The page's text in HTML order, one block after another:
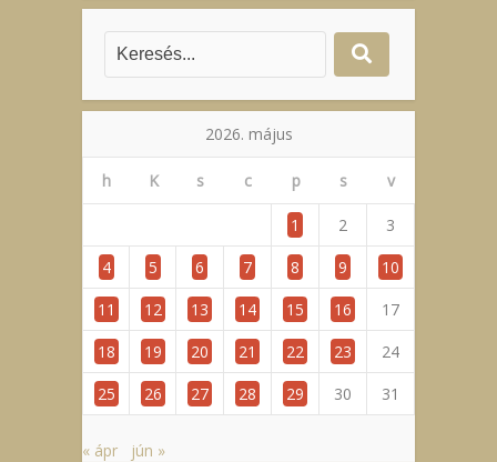
2026. május
h K s c p s v
1 2
3
4
5 6 7 8 9
10
11
12 13 14 15 16
17
18
19 20 21 22 23
24
25
26 27 28 29 30 31
« ápr jún »